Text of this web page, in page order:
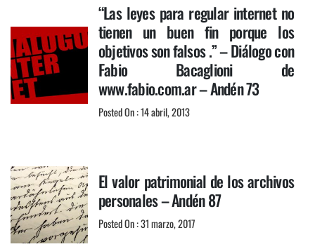
“Las leyes para regular internet no
tienen un buen fin porque los
objetivos son falsos .” – Diálogo con
Fabio Bacaglioni de
www.fabio.com.ar – Andén 73
Posted On : 14 abril, 2013
El valor patrimonial de los archivos
personales – Andén 87
Posted On : 31 marzo, 2017